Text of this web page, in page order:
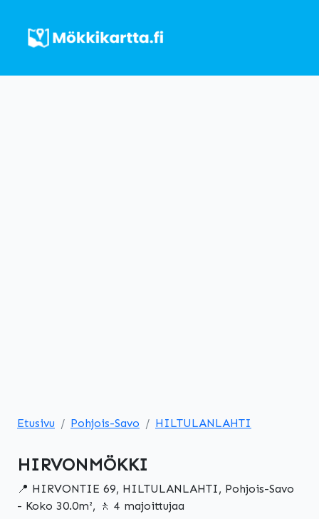
Etusivu Pohjois-Savo HILTULANLAHTI
HIRVONMÖKKI
📍 HIRVONTIE 69, HILTULANLAHTI, Pohjois-Savo
- Koko 30.0m², 🚶 4 majoittujaa